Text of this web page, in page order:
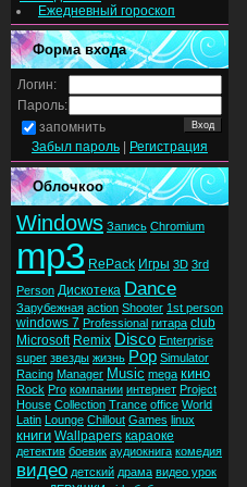
Ежедневный гороскоп
Форма входа
Логин:
Пароль:
запомнить
Забыл пароль
Регистрация
Облочкоо
Windows Запись Chromium
mp3 RePack Игры 3D 3rd
Person Дискотека Dance
Зарубежная action Shooter 1st person
windows 7 Professional гитара club
Microsoft Remix Disco Enterprise
super звезды жизнь Pop Simulator
Racing Manager Music mega кино
Rock Pro компании интернет Project
House Collection Trance office World
Latin Lounge Chillout Games linux
книги Wallpapers караоке
детектив боевик аудиокнига комедия
видео детский драма видео урок